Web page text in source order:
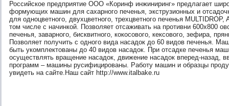
Российское предприятие ООО «Коринф инжиниринг» предлагает
формующих машин для сахарного печенья, экструзионных и
для одноцветного, двухцветного, трехцветного печенья MULTIDROP,
том числе с начинкой. Позволяет отсаживать на противни 600х800
печенья, заварного, бисквитного, кокосового, кексового, зефира,
Позволяет получить с одного вида насадок до 60 видов печенья.
быть укомплектованы до 40 видов насадок. При отсадке печенья
осуществлять вращение насадок, движение насадок вперед-назад,
программ – машины русифицированы. Работу машин и образцы
увидеть на сайте.Наш сайт http://www.italbake.ru